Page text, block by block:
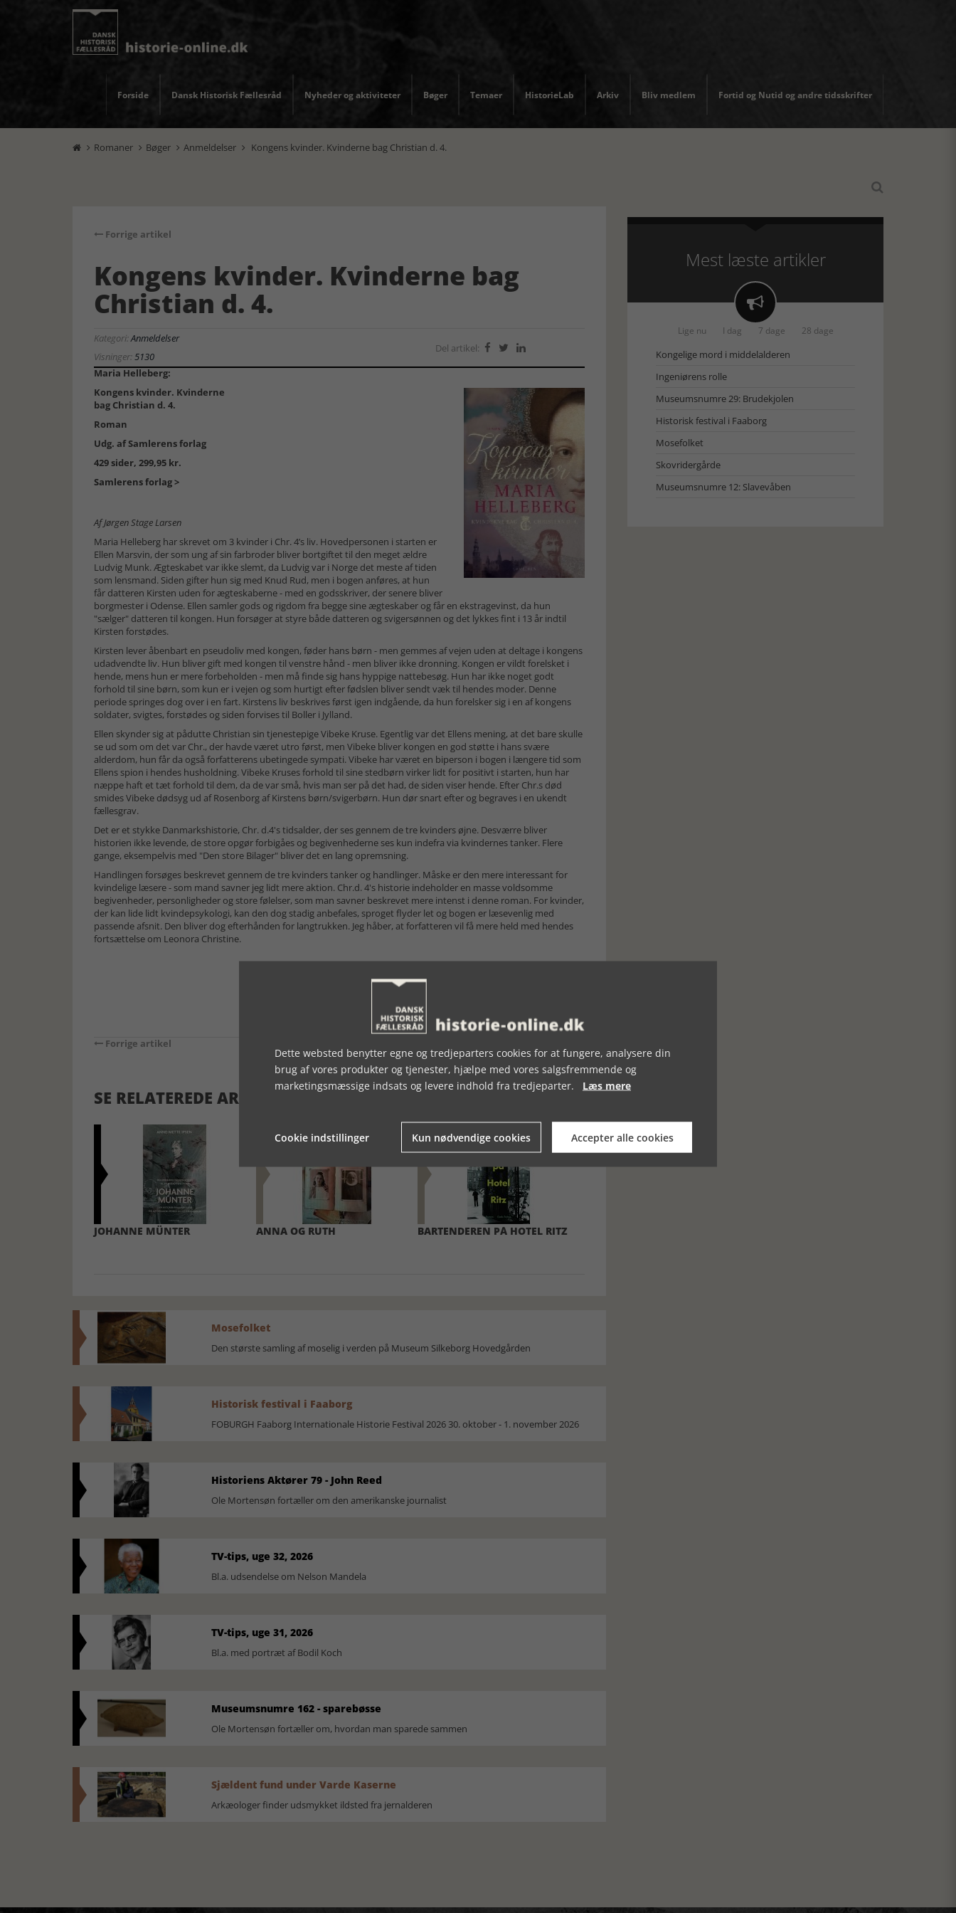
Forside Dansk Historisk Fællesråd Nyheder og aktiviteter Bøger Temaer HistorieLab Arkiv Bliv medlem Fortid og Nutid og andre tidsskrifter
 Romaner  Bøger  Anmeldelser  Kongens kvinder. Kvinderne bag Christian d. 4.

Forrige artikel
Kongens kvinder. Kvinderne bag
Christian d. 4.
Kategori:Anmeldelser
Visninger:5130
Del artikel:   
Maria Helleberg:
Kongens kvinder. Kvinderne
bag Christian d. 4.
Roman
Udg. af Samlerens forlag
429 sider, 299,95 kr.
Samlerens forlag >
Af Jørgen Stage Larsen
Maria Helleberg har skrevet om 3 kvinder i Chr. 4’s liv. Hovedpersonen i starten er
Ellen Marsvin, der som ung af sin farbroder bliver bortgiftet til den meget ældre
Ludvig Munk. Ægteskabet var ikke slemt, da Ludvig var i Norge det meste af tiden
som lensmand. Siden gifter hun sig med Knud Rud, men i bogen anføres, at hun
får datteren Kirsten uden for ægteskaberne - med en godsskriver, der senere bliver
borgmester i Odense. Ellen samler gods og rigdom fra begge sine ægteskaber og får en ekstragevinst, da hun
"sælger" datteren til kongen. Hun forsøger at styre både datteren og svigersønnen og det lykkes fint i 13 år indtil
Kirsten forstødes.
Kirsten lever åbenbart en pseudoliv med kongen, føder hans børn - men gemmes af vejen uden at deltage i kongens
udadvendte liv. Hun bliver gift med kongen til venstre hånd - men bliver ikke dronning. Kongen er vildt forelsket i
hende, mens hun er mere forbeholden - men må finde sig hans hyppige nattebesøg. Hun har ikke noget godt
forhold til sine børn, som kun er i vejen og som hurtigt efter fødslen bliver sendt væk til hendes moder. Denne
periode springes dog over i en fart. Kirstens liv beskrives først igen indgående, da hun forelsker sig i en af kongens
soldater, svigtes, forstødes og siden forvises til Boller i Jylland.
Ellen skynder sig at pådutte Christian sin tjenestepige Vibeke Kruse. Egentlig var det Ellens mening, at det bare skulle
se ud som om det var Chr., der havde været utro først, men Vibeke bliver kongen en god støtte i hans svære
alderdom, hun får da også forfatterens ubetingede sympati. Vibeke har været en biperson i bogen i længere tid som
Ellens spion i hendes husholdning. Vibeke Kruses forhold til sine stedbørn virker lidt for positivt i starten, hun har
næppe haft et tæt forhold til dem, da de var små, hvis man ser på det had, de siden viser hende. Efter Chr.s død
smides Vibeke dødsyg ud af Rosenborg af Kirstens børn/svigerbørn. Hun dør snart efter og begraves i en ukendt
fællesgrav.
Det er et stykke Danmarkshistorie, Chr. d.4's tidsalder, der ses gennem de tre kvinders øjne. Desværre bliver
historien ikke levende, de store opgør forbigåes og begivenhederne ses kun indefra via kvindernes tanker. Flere
gange, eksempelvis med "Den store Bilager" bliver det en lang opremsning.
Handlingen forsøges beskrevet gennem de tre kvinders tanker og handlinger. Måske er den mere interessant for
kvindelige læsere - som mand savner jeg lidt mere aktion. Chr.d. 4's historie indeholder en masse voldsomme
begivenheder, personligheder og store følelser, som man savner beskrevet mere intenst i denne roman. For kvinder,
der kan lide lidt kvindepsykologi, kan den dog stadig anbefales, sproget flyder let og bogen er læsevenlig med
passende afsnit. Den bliver dog efterhånden for langtrukken. Jeg håber, at forfatteren vil få mere held med hendes
fortsættelse om Leonora Christine.
Forrige artikel
SE RELATEREDE ARTIKLER
JOHANNE MÜNTER ANNA OG RUTH BARTENDEREN PÅ HOTEL RITZ
Mosefolket
Den største samling af moselig i verden på Museum Silkeborg Hovedgården
Historisk festival i Faaborg
FOBURGH Faaborg Internationale Historie Festival 2026 30. oktober - 1. november 2026
Historiens Aktører 79 - John Reed
Ole Mortensøn fortæller om den amerikanske journalist
TV-tips, uge 32, 2026
Bl.a. udsendelse om Nelson Mandela
TV-tips, uge 31, 2026
Bl.a. med portræt af Bodil Koch
Museumsnumre 162 - sparebøsse
Ole Mortensøn fortæller om, hvordan man sparede sammen
Sjældent fund under Varde Kaserne
Arkæologer finder udsmykket ildsted fra jernalderen
Mest læste artikler

Lige nu I dag 7 dage 28 dage
Kongelige mord i middelalderen
Ingeniørens rolle
Museumsnumre 29: Brudekjolen
Historisk festival i Faaborg
Mosefolket
Skovridergårde
Museumsnumre 12: Slavevåben
Dette websted benytter egne og tredjeparters cookies for at fungere, analysere din
brug af vores produkter og tjenester, hjælpe med vores salgsfremmende og
marketingsmæssige indsats og levere indhold fra tredjeparter. Læs mere
Cookie indstillinger Kun nødvendige cookies Accepter alle cookies